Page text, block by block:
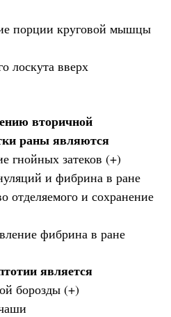
порции круговой мышцы
лоскута вверх
вторичной
раны являются
гнойных затеков (+)
и фибрина в ране
отделяемого и сохранение
фибрина в ране
является
борозды (+)